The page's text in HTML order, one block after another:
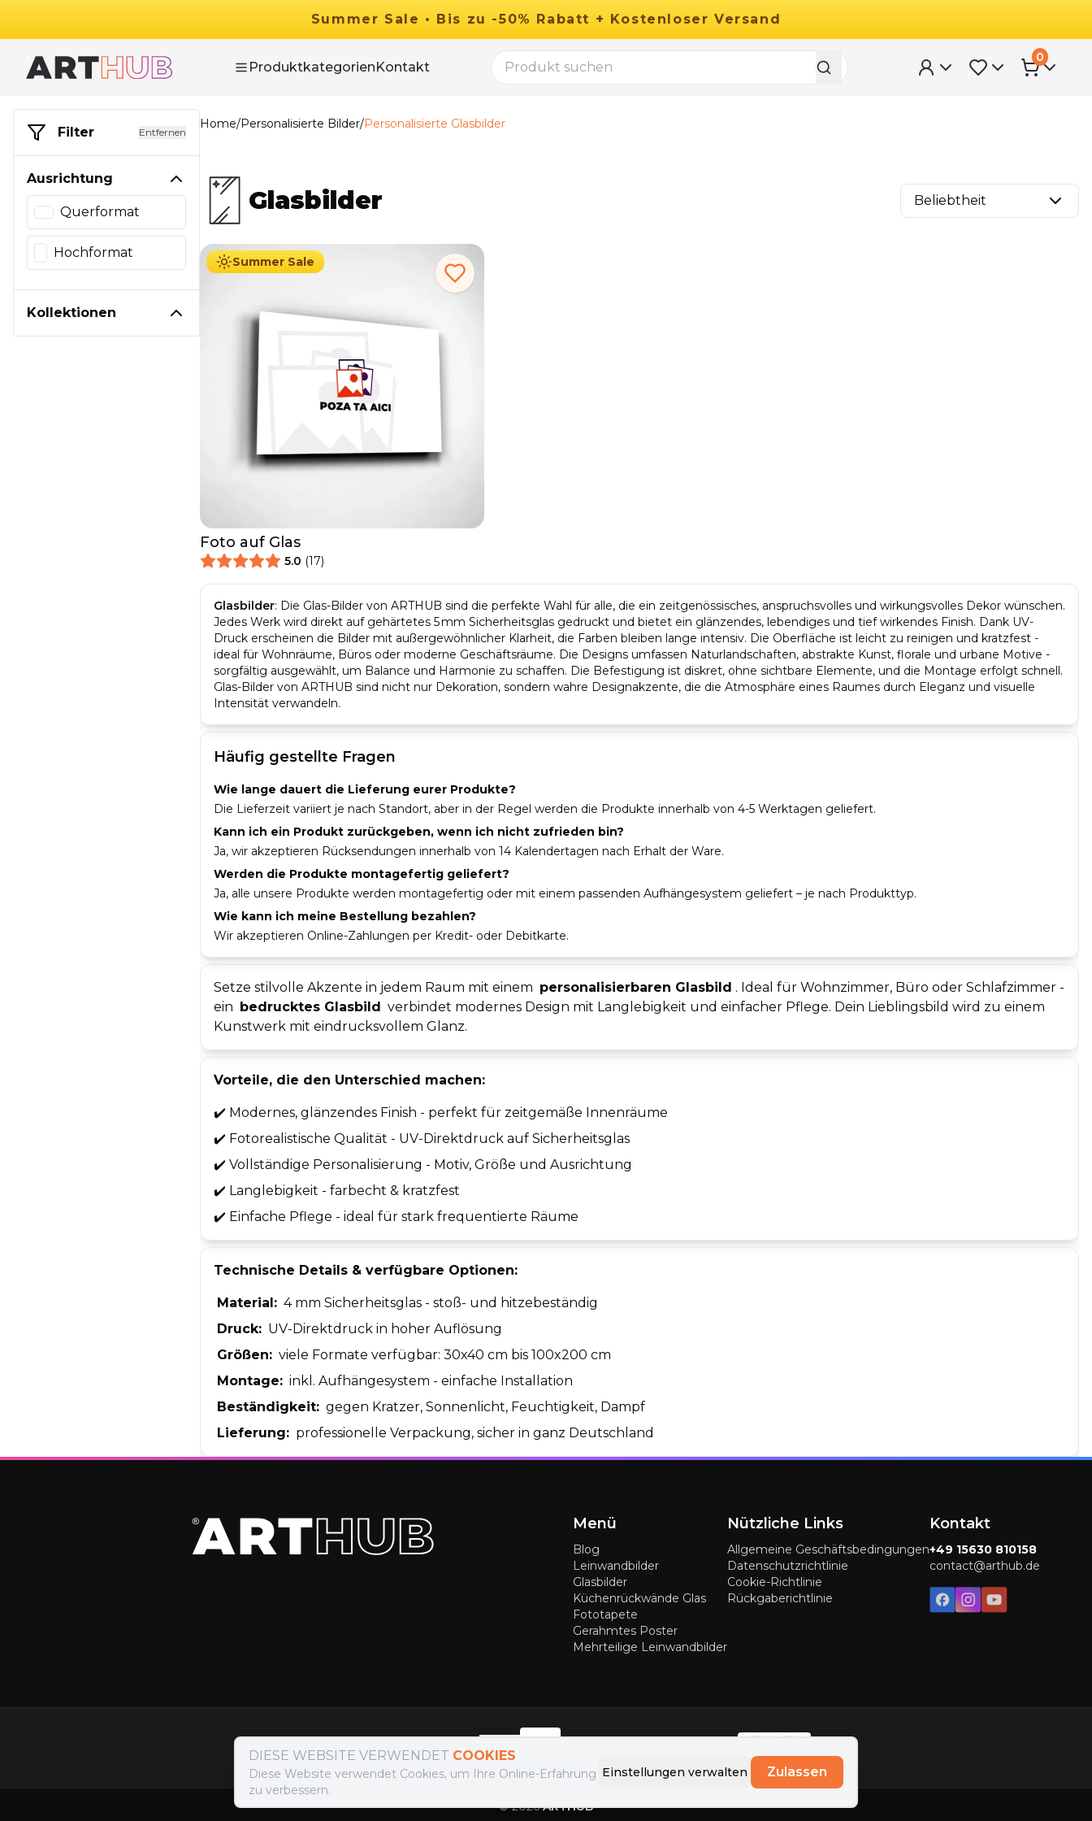
Summer Sale • Bis zu -50% Rabatt + Kostenloser Versand
ProduktkategorienKontakt
0
Filter Entfernen
Ausrichtung
Querformat
Hochformat
Kollektionen
Home/Personalisierte Bilder/Personalisierte Glasbilder
Glasbilder Beliebtheit
Summer Sale
Ab 69.90
Foto auf Glas
5.0 (17)
Glasbilder: Die Glas-Bilder von ARTHUB sind die perfekte Wahl für alle, die ein zeitgenössisches, anspruchsvolles und wirkungsvolles Dekor wünschen.
Jedes Werk wird direkt auf gehärtetes 5 mm Sicherheitsglas gedruckt und bietet ein glänzendes, lebendiges und tief wirkendes Finish. Dank UV-
Druck erscheinen die Bilder mit außergewöhnlicher Klarheit, die Farben bleiben lange intensiv. Die Oberfläche ist leicht zu reinigen und kratzfest -
ideal für Wohnräume, Büros oder moderne Geschäftsräume. Die Designs umfassen Naturlandschaften, abstrakte Kunst, florale und urbane Motive -
sorgfältig ausgewählt, um Balance und Harmonie zu schaffen. Die Befestigung ist diskret, ohne sichtbare Elemente, und die Montage erfolgt schnell.
Glas-Bilder von ARTHUB sind nicht nur Dekoration, sondern wahre Designakzente, die die Atmosphäre eines Raumes durch Eleganz und visuelle
Intensität verwandeln.
Häufig gestellte Fragen
Wie lange dauert die Lieferung eurer Produkte?
Die Lieferzeit variiert je nach Standort, aber in der Regel werden die Produkte innerhalb von 4-5 Werktagen geliefert.
Kann ich ein Produkt zurückgeben, wenn ich nicht zufrieden bin?
Ja, wir akzeptieren Rücksendungen innerhalb von 14 Kalendertagen nach Erhalt der Ware.
Werden die Produkte montagefertig geliefert?
Ja, alle unsere Produkte werden montagefertig oder mit einem passenden Aufhängesystem geliefert – je nach Produkttyp.
Wie kann ich meine Bestellung bezahlen?
Wir akzeptieren Online-Zahlungen per Kredit- oder Debitkarte.
Setze stilvolle Akzente in jedem Raum mit einem personalisierbaren Glasbild . Ideal für Wohnzimmer, Büro oder Schlafzimmer -
ein bedrucktes Glasbild verbindet modernes Design mit Langlebigkeit und einfacher Pflege. Dein Lieblingsbild wird zu einem
Kunstwerk mit eindrucksvollem Glanz.
Vorteile, die den Unterschied machen:
✔️ Modernes, glänzendes Finish - perfekt für zeitgemäße Innenräume
✔️ Fotorealistische Qualität - UV-Direktdruck auf Sicherheitsglas
✔️ Vollständige Personalisierung - Motiv, Größe und Ausrichtung
✔️ Langlebigkeit - farbecht & kratzfest
✔️ Einfache Pflege - ideal für stark frequentierte Räume
Technische Details & verfügbare Optionen:
Material: 4 mm Sicherheitsglas - stoß- und hitzebeständig
Druck: UV-Direktdruck in hoher Auflösung
Größen: viele Formate verfügbar: 30x40 cm bis 100x200 cm
Montage: inkl. Aufhängesystem - einfache Installation
Beständigkeit: gegen Kratzer, Sonnenlicht, Feuchtigkeit, Dampf
Lieferung: professionelle Verpackung, sicher in ganz Deutschland
Menü
Blog
Leinwandbilder
Glasbilder
Küchenrückwände Glas
Fototapete
Gerahmtes Poster
Mehrteilige Leinwandbilder
Nützliche Links
Allgemeine Geschäftsbedingungen
Datenschutzrichtlinie
Cookie-Richtlinie
Rückgaberichtlinie
Kontakt
+49 15630 810158
contact@arthub.de
Zahlungsmethoden
©2026 ARTHUB
DIESE WEBSITE VERWENDET COOKIES
Diese Website verwendet Cookies, um Ihre Online-Erfahrung
zu verbessern.
Einstellungen verwalten Zulassen